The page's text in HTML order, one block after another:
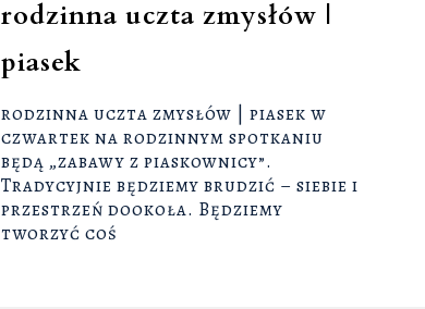
rodzinna uczta zmysłów |
piasek
rodzinna uczta zmysłów | piasek w
czwartek na rodzinnym spotkaniu
będą „zabawy z piaskownicy”.
Tradycyjnie będziemy brudzić – siebie i
przestrzeń dookoła. Będziemy
tworzyć coś